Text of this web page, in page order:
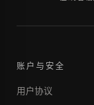
账户与安全
用户协议